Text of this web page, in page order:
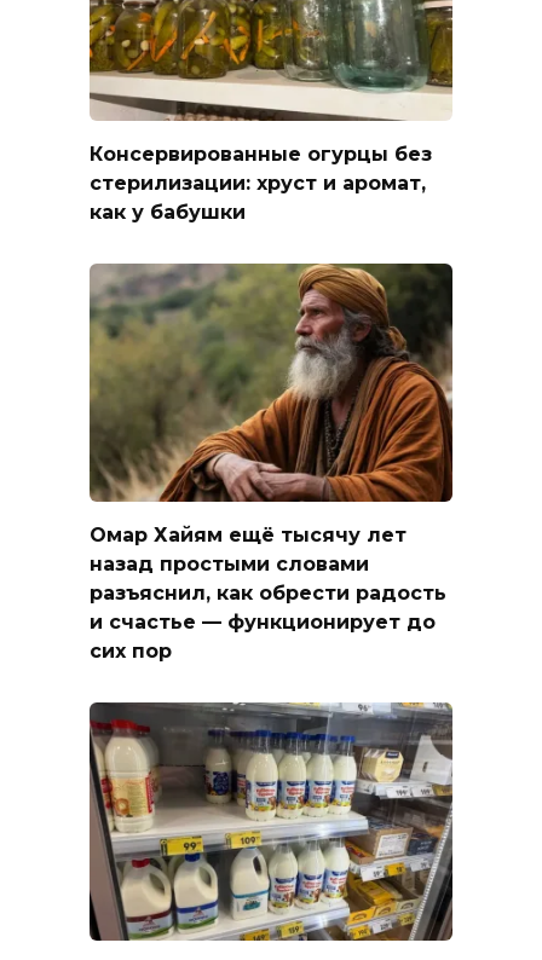
Консервированные огурцы без
стерилизации: хруст и аромат,
как у бабушки
Омар Хайям ещё тысячу лет
назад простыми словами
разъяснил, как обрести радость
и счастье — функционирует до
сих пор